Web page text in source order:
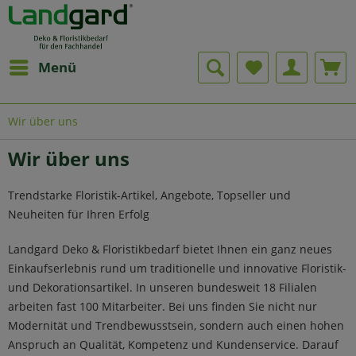
Menü
Wir über uns
Wir über uns
Trendstarke Floristik-Artikel, Angebote, Topseller und
Neuheiten für Ihren Erfolg
Landgard Deko & Floristikbedarf bietet Ihnen ein ganz neues
Einkaufserlebnis rund um traditionelle und innovative Floristik-
und Dekorationsartikel. In unseren bundesweit 18 Filialen
arbeiten fast 100 Mitarbeiter. Bei uns finden Sie nicht nur
Modernität und Trendbewusstsein, sondern auch einen hohen
Anspruch an Qualität, Kompetenz und Kundenservice. Darauf